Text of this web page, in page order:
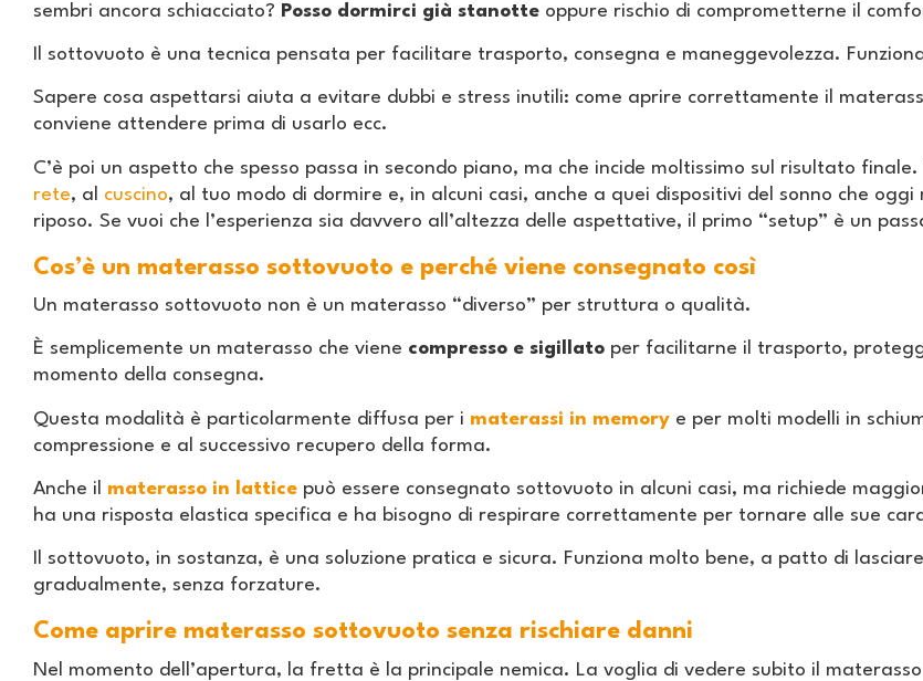
sembri ancora schiacciato? Posso dormirci già stanotte oppure rischio di comprometterne il
Il sottovuoto è una tecnica pensata per facilitare trasporto, consegna e maneggevolezza.
Sapere cosa aspettarsi aiuta a evitare dubbi e stress inutili: come aprire correttamente il
conviene attendere prima di usarlo ecc.
C’è poi un aspetto che spesso passa in secondo piano, ma che incide moltissimo sul risultato finale.
rete, al cuscino, al tuo modo di dormire e, in alcuni casi, anche a quei dispositivi del sonno che
riposo. Se vuoi che l’esperienza sia davvero all’altezza delle aspettative, il primo “setup” è un
Cos’è un materasso sottovuoto e perché viene consegnato così
Un materasso sottovuoto non è un materasso “diverso” per struttura o qualità.
È semplicemente un materasso che viene compresso e sigillato per facilitarne il trasporto,
momento della consegna.
Questa modalità è particolarmente diffusa per i materassi in memory e per molti modelli in
compressione e al successivo recupero della forma.
Anche il materasso in lattice può essere consegnato sottovuoto in alcuni casi, ma richiede
ha una risposta elastica specifica e ha bisogno di respirare correttamente per tornare alle sue
Il sottovuoto, in sostanza, è una soluzione pratica e sicura. Funziona molto bene, a patto di
gradualmente, senza forzature.
Come aprire materasso sottovuoto senza rischiare danni
Nel momento dell’apertura, la fretta è la principale nemica. La voglia di vedere subito il